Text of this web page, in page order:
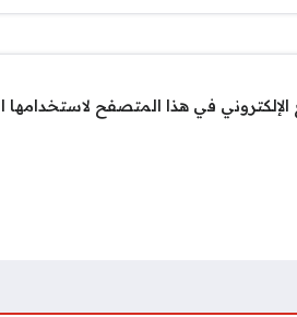
في هذا المتصفح لاستخدامها